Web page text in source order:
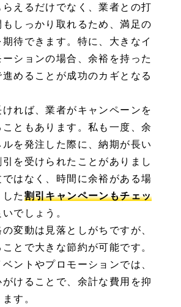
えるだけでなく、業者との打
しっかり取れるため、満足の
待できます。特に、大きなイ
ションの場合、余裕を持った
めることが成功のカギとなる
ければ、業者がキャンペーンを
ともあります。私も一度、余
を発注した際に、納期が長い
を受けられたことがありまし
はなく、時間に余裕がある場
た 割引キャンペーンもチェッ
でしょう。
変動は見落としがちですが、
とで大きな節約が可能です。
ントやプロモーションでは、
けることで、余計な費用を抑
す。